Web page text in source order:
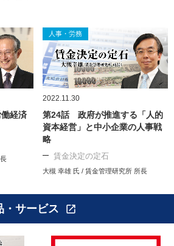
経済
人事・労務
2022.11.30
第24話 政府が推進する「人的
資本経営」と中小企業の人事戦
略
賃金決定の定石
大槻 幸雄 氏 / 賃金管理研究所 所長
・サービス open_in_new